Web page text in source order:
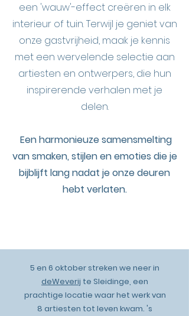
een 'wauw'-effect creëren in elk
interieur of tuin. Terwijl je geniet van
onze gastvrijheid, maak je kennis
met een wervelende selectie aan
artiesten en ontwerpers, die hun
inspirerende verhalen met je
delen.
Een harmonieuze samensmelting
van smaken, stijlen en emoties die je
bijblijft lang nadat je onze deuren
hebt verlaten.
5 en 6 oktober streken we neer in
deWeverij te Sleidinge, een
prachtige locatie waar het werk van
8 artiesten tot leven kwam. 's